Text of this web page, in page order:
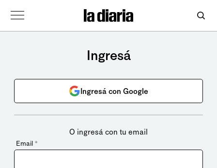
Ingresá
Ingresá con Google
O ingresá con tu email
Email *